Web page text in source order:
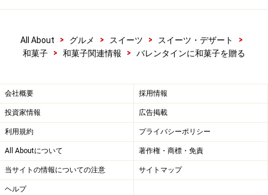
All About > グルメ > スイーツ > スイーツ・デザート
>
和菓子
> 和菓子関連情報 > バレンタインに和菓子を贈る
会社概要 採用情報
投資家情報 広告掲載
利用規約 プライバシーポリシー
All Aboutについて 著作権・商標・免責
当サイトの情報についての注意 サイトマップ
ヘルプ